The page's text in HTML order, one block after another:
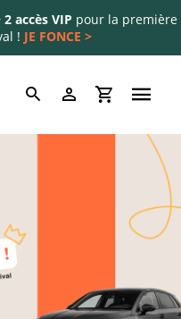
2 accès VIP pour la première
! JE FONCE >